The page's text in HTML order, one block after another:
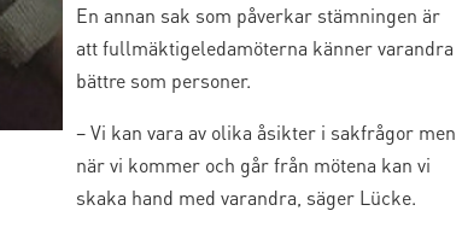
En annan sak som påverkar stämningen är
att fullmäktigeledamöterna känner varandra
bättre som personer.
– Vi kan vara av olika åsikter i sakfrågor men
när vi kommer och går från mötena kan vi
skaka hand med varandra, säger Lücke.